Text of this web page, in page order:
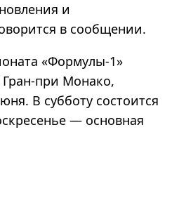
и
в сообщении.
«Формулы-1»
при Монако,
В субботу состоится
— основная